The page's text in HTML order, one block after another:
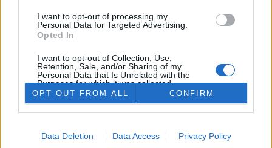
I want to opt-out of processing my
Personal Data for Targeted Advertising.
Opted In
I want to opt-out of Collection, Use,
Retention, Sale, and/or Sharing of my
Personal Data that Is Unrelated with the
Purposes for which it was collected.
Opted Out
OPT OUT FROM ALL CONFIRM
Data Deletion Data Access Privacy Policy
O NÁS NOVINKY NA WEBU
INZERUJTE U NÁS
PODPOŘTE NÁS
PŘEBÍRÁNÍ OBSAHU
TIŠTĚNÝ EKOLIST
MAPA STRÁNEK
DEJTE O SOBĚ VĚDĚT
ZPRÁVY E-MAILEM
COOKIES
Ekolist.czje vydáván občanským sdružením BEZK. ISSN 1802-9019.